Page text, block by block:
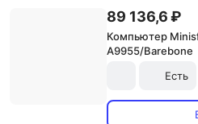
89 136,6 ₽
Компьютер
A9955/Barebone
Есть